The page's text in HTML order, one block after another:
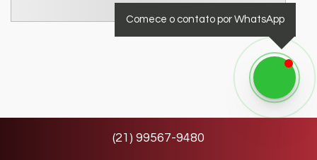
(21 ) 99567-9480
Comece o contato por WhatsApp